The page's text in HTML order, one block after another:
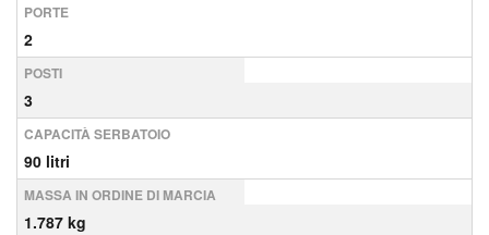
PORTE
2
POSTI
3
CAPACITÀ SERBATOIO
90 litri
MASSA IN ORDINE DI MARCIA
1.787 kg